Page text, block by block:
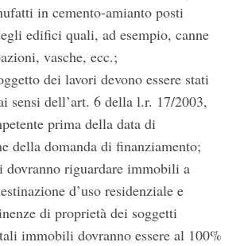
in cemento-amianto posti
edifici quali, ad esempio, canne
vasche, ecc.;
dei lavori devono essere stati
sensi dell’art. 6 della l.r. 17/2003,
prima della data di
della domanda di finanziamento;
dovranno riguardare immobili a
d’uso residenziale e
di proprietà dei soggetti
immobili dovranno essere al 100%